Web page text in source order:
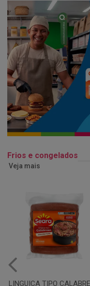
Frios e congelados
Veja mais
LINGUIÇA DE FRANGO